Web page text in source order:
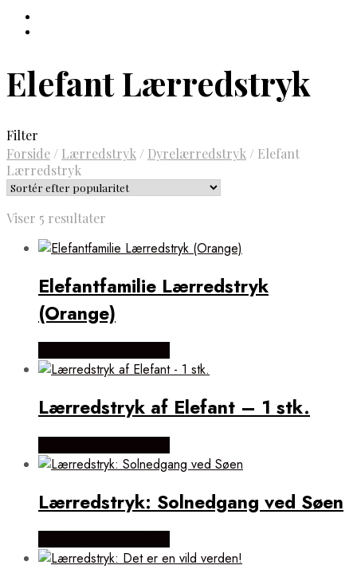
Elefant Lærredstryk
Filter
Forside / Lærredstryk / Dyrelærredstryk / Elefant
Lærredstryk
Viser 5 resultater
popularitet
Elefantfamilie Lærredstryk
(Orange)
Lærredstryk af Elefant – 1 stk.
Lærredstryk: Solnedgang ved Søen